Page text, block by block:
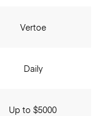
Vertoe
Daily
Up to $5000